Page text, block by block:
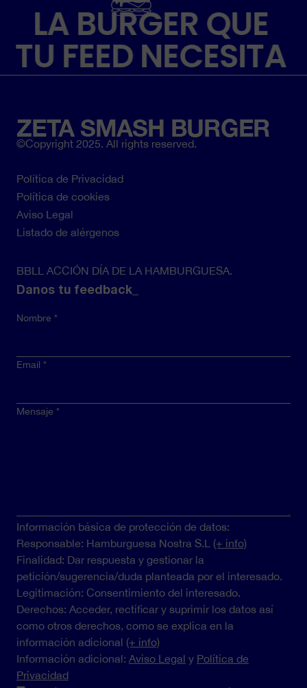
LA BURGER QUE
TU FEED NECESITA
©Copyright 2025. All rights reserved.
Pie
de
página
Política de Privacidad
Política de cookies
Aviso Legal
Listado de alérgenos
BBLL ACCIÓN DÍA DE LA HAMBURGUESA.
Danos tu feedback_
Nombre
Email
Mensaje
Información básica de protección de datos:
Responsable: Hamburguesa Nostra S.L (+ info)
Finalidad: Dar respuesta y gestionar la
petición/sugerencia/duda planteada por el interesado.
Legitimación: Consentimiento del interesado.
Derechos: Acceder, rectificar y suprimir los datos así
como otros derechos, como se explica en la
información adicional (+ info)
Información adicional: Aviso Legal y Política de
Privacidad